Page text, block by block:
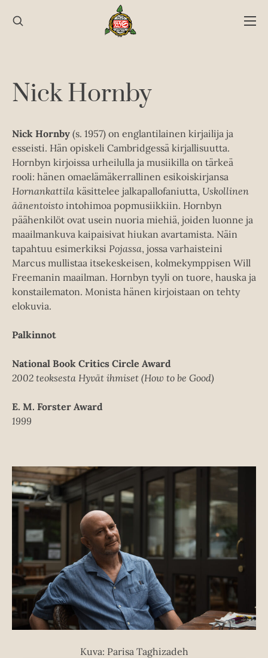
sisältöön
Nick Hornby
Nick Hornby (s. 1957) on englantilainen kirjailija ja
esseisti. Hän opiskeli Cambridgessä kirjallisuutta.
Hornbyn kirjoissa urheilulla ja musiikilla on tärkeä
rooli: hänen omaelämäkerrallinen esikoiskirjansa
Hornankattila käsittelee jalkapallofaniutta, Uskollinen
äänentoisto intohimoa popmusiikkiin. Hornbyn
päähenkilöt ovat usein nuoria miehiä, joiden luonne ja
maailmankuva kaipaisivat hiukan avartamista. Näin
tapahtuu esimerkiksi Pojassa, jossa varhaisteini
Marcus mullistaa itsekeskeisen, kolmekymppisen Will
Freemanin maailman. Hornbyn tyyli on tuore, hauska ja
konstailematon. Monista hänen kirjoistaan on tehty
elokuvia.
Palkinnot
National Book Critics Circle Award
2002 teoksesta Hyvät ihmiset (How to be Good)
E. M. Forster Award
1999
Kuva: Parisa Taghizadeh